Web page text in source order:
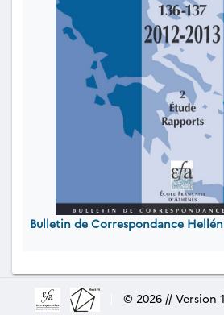
Bulletin de Correspondance
© 2026 // Version